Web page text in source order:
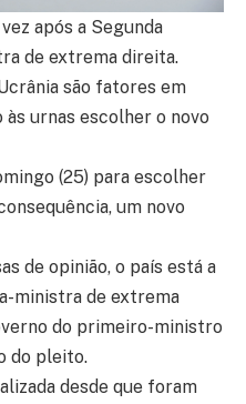
após a Segunda
de extrema direita.
são fatores em
às urnas escolher o novo
(25) para escolher
um novo
de opinião, o país está a
ministra de extrema
do primeiro-ministro
do pleito.
desde que foram